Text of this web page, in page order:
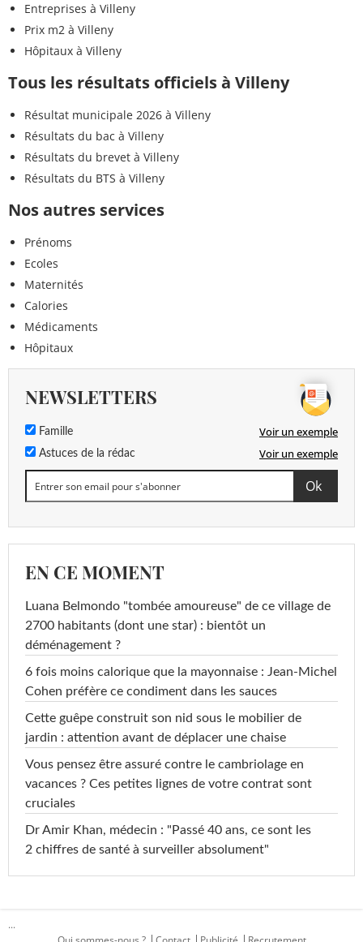
Entreprises à Villeny
Prix m2 à Villeny
Hôpitaux à Villeny
Tous les résultats officiels à Villeny
Résultat municipale 2026 à Villeny
Résultats du bac à Villeny
Résultats du brevet à Villeny
Résultats du BTS à Villeny
Nos autres services
Prénoms
Ecoles
Maternités
Calories
Médicaments
Hôpitaux
NEWSLETTERS
Famille Voir un exemple
Astuces de la rédac Voir un exemple
EN CE MOMENT
Luana Belmondo "tombée amoureuse" de ce village de
2700 habitants (dont une star) : bientôt un
déménagement ?
6 fois moins calorique que la mayonnaise : Jean-Michel
Cohen préfère ce condiment dans les sauces
Cette guêpe construit son nid sous le mobilier de
jardin : attention avant de déplacer une chaise
Vous pensez être assuré contre le cambriolage en
vacances ? Ces petites lignes de votre contrat sont
cruciales
Dr Amir Khan, médecin : "Passé 40 ans, ce sont les
2 chiffres de santé à surveiller absolument"
...